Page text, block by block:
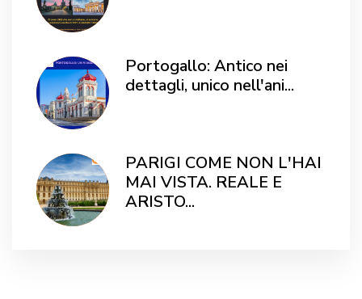
Portogallo: Antico nei
dettagli, unico nell'ani...
PARIGI COME NON L'HAI
MAI VISTA. REALE E
ARISTO...